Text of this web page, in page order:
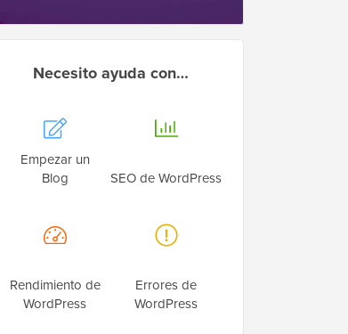
Necesito ayuda con…
Empezar un
Blog
SEO de WordPress
Rendimiento de
WordPress
Errores de
WordPress